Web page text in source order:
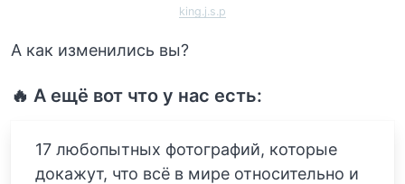
king.j.s.p
А как изменились вы?
🔥 А ещё вот что у нас есть:
17 любопытных фотографий, которые
докажут, что всё в мире относительно и